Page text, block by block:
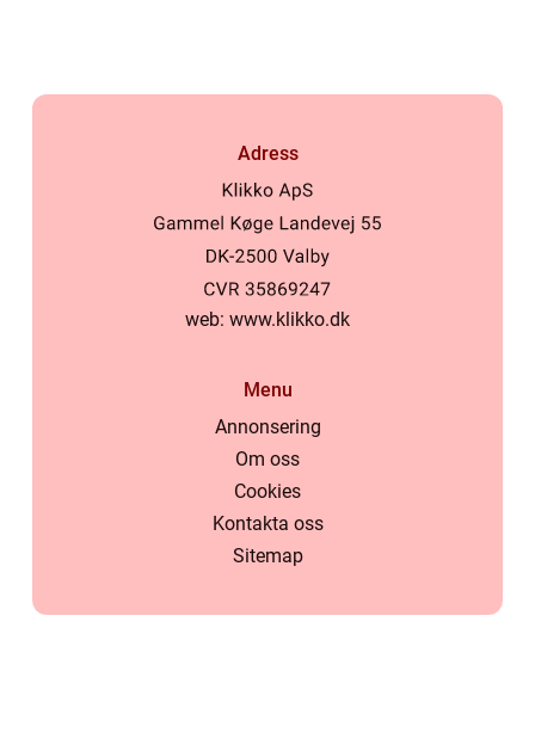
Adress
web: www.klikko.dk
Menu
Annonsering
Om oss
Cookies
Kontakta oss
Sitemap